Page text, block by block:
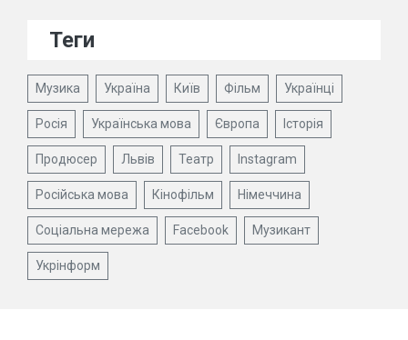
Теги
Музика Україна Київ Фільм Українці
Росія Українська мова Європа Історія
Продюсер Львів Театр Instagram
Російська мова Кінофільм Німеччина
Соціальна мережа Facebook Музикант
Укрінформ